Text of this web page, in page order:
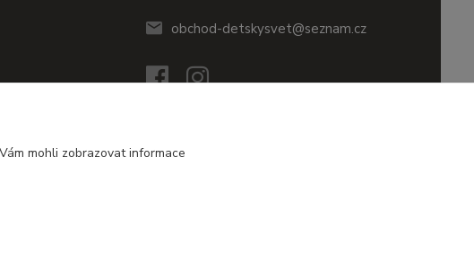
obchod-detskysvet@seznam.cz
mohli zobrazovat informace